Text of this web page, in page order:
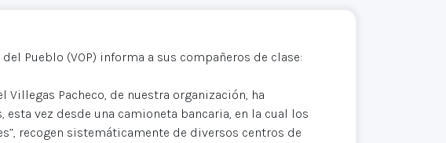
Pueblo (VOP) informa a sus compañeros de clase:
Villegas Pacheco, de nuestra organización, ha
vez desde una camioneta bancaria, en la cual los
recogen sistemáticamente de diversos centros de